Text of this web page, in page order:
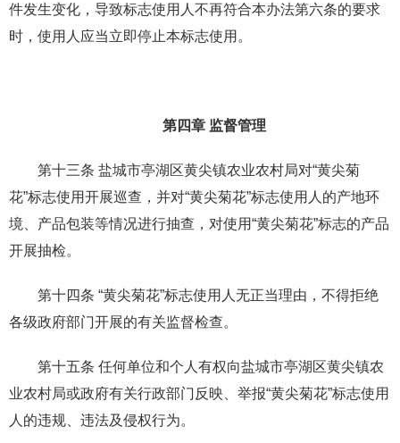
件发生变化，导致标志使用人不再符合本办法第六条的要求
时，使用人应当立即停止本标志使用。
第四章 监督管理
第十三条 盐城市亭湖区黄尖镇农业农村局对“黄尖菊
花”标志使用开展巡查，并对“黄尖菊花”标志使用人的产地环
境、产品包装等情况进行抽查，对使用“黄尖菊花”标志的产品
开展抽检。
第十四条 “黄尖菊花”标志使用人无正当理由，不得拒绝
各级政府部门开展的有关监督检查。
第十五条 任何单位和个人有权向盐城市亭湖区黄尖镇农
业农村局或政府有关行政部门反映、举报“黄尖菊花”标志使用
人的违规、违法及侵权行为。